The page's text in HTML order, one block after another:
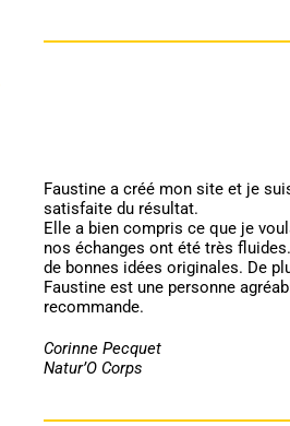
Faustine a créé mon site et je
satisfaite du résultat.
Elle a bien compris ce que je
nos échanges ont été très
de bonnes idées originales. De
Faustine est une personne
recommande.
Corinne Pecquet
Natur’O Corps